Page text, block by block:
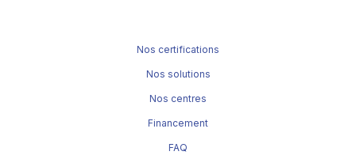
Nos certifications
Nos solutions
Nos centres
Financement
FAQ